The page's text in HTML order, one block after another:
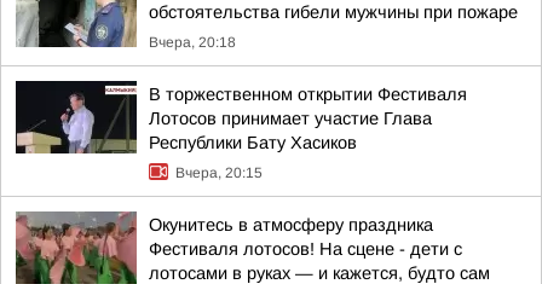
обстоятельства гибели мужчины при пожаре
Вчера, 20:18
В торжественном открытии Фестиваля
Лотосов принимает участие Глава
Республики Бату Хасиков
Вчера, 20:15
Окунитесь в атмосферу праздника
Фестиваля лотосов! На сцене - дети с
лотосами в руках — и кажется, будто сам